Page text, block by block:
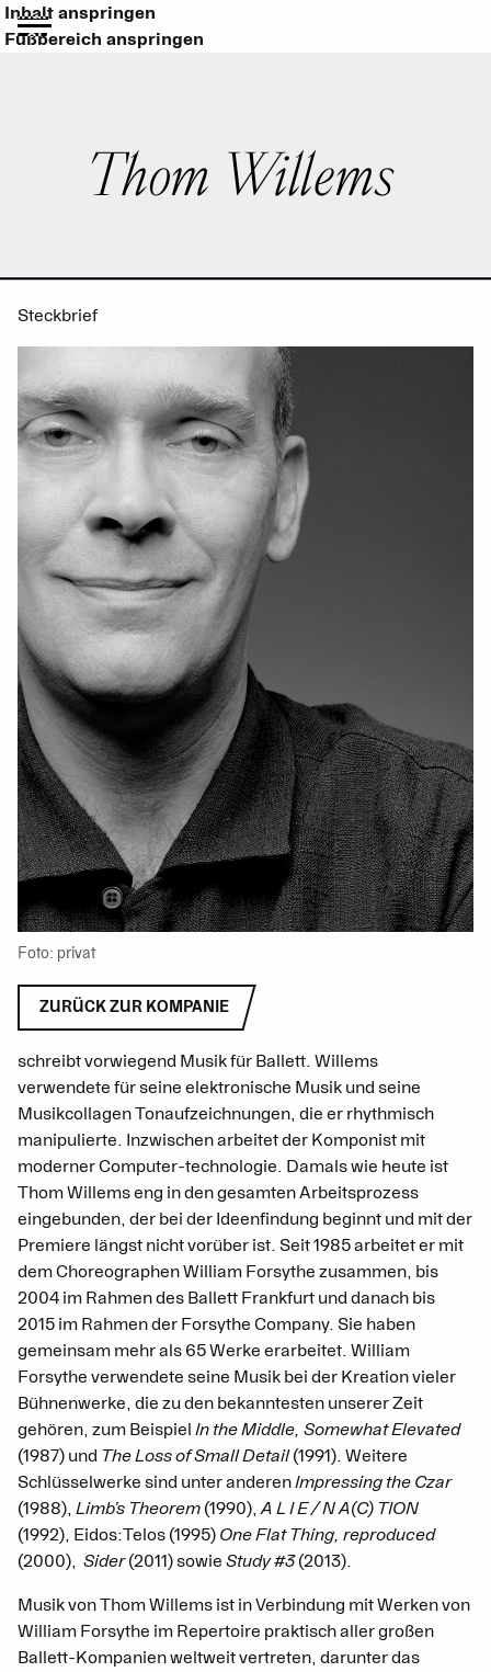
Inhalt anspringen
Fußbereich anspringen
Thom Willems
Steckbrief
Foto: privat
ZURÜCK ZUR KOMPANIE
schreibt vorwiegend Musik für Ballett. Willems
verwendete für seine elektronische Musik und seine
Musikcollagen Tonaufzeichnungen, die er rhythmisch
manipulierte. Inzwischen arbeitet der Komponist mit
moderner Computer-technologie. Damals wie heute ist
Thom Willems eng in den gesamten Arbeitsprozess
eingebunden, der bei der Ideenfindung beginnt und mit der
Premiere längst nicht vorüber ist. Seit 1985 arbeitet er mit
dem Choreographen William Forsythe zusammen, bis
2004 im Rahmen des Ballett Frankfurt und danach bis
2015 im Rahmen der Forsythe Company. Sie haben
gemeinsam mehr als 65 Werke erarbeitet. William
Forsythe verwendete seine Musik bei der Kreation vieler
Bühnenwerke, die zu den bekanntesten unserer Zeit
gehören, zum Beispiel In the Middle, Somewhat Elevated
(1987) und The Loss of Small Detail(1991). Weitere
Schlüsselwerke sind unter anderenImpressing the Czar
(1988), Limb’s Theorem (1990),A L I E / N A(C) TION
(1992), Eidos:Telos (1995) One Flat Thing, reproduced
(2000), Sider(2011) sowie Study #3(2013).
Musik von Thom Willems ist in Verbindung mit Werken von
William Forsythe im Repertoire praktisch aller großen
Ballett-Kompanien weltweit vertreten, darunter das